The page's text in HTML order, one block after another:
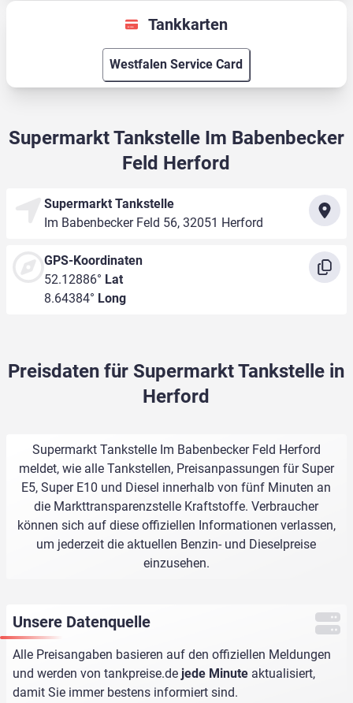
Tankkarten
Westfalen Service Card
Supermarkt Tankstelle Im Babenbecker
Feld Herford
Supermarkt Tankstelle
Im Babenbecker Feld 56, 32051 Herford
GPS-Koordinaten
52.12886° Lat
8.64384° Long
Preisdaten für Supermarkt Tankstelle in
Herford
Supermarkt Tankstelle Im Babenbecker Feld Herford
meldet, wie alle Tankstellen, Preisanpassungen für Super
E5, Super E10 und Diesel innerhalb von fünf Minuten an
die Markttransparenzstelle Kraftstoffe. Verbraucher
können sich auf diese offiziellen Informationen verlassen,
um jederzeit die aktuellen Benzin- und Dieselpreise
einzusehen.
Unsere Datenquelle
Alle Preisangaben basieren auf den offiziellen Meldungen
und werden von tankpreise.de jede Minute aktualisiert,
damit Sie immer bestens informiert sind.